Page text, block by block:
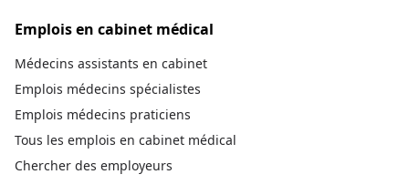
Emplois en cabinet médical
Médecins assistants en cabinet
Emplois médecins spécialistes
Emplois médecins praticiens
Tous les emplois en cabinet médical
Chercher des employeurs